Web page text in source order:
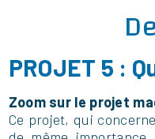
PROJET 5 :
Zoom sur le projet
Ce projet, qui